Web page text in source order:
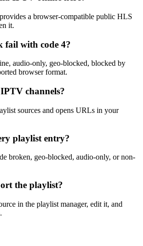
a browser-compatible public HLS
it.
fail with code 4?
audio-only, geo-blocked, blocked by
browser format.
channels?
sources and opens URLs in your
playlist entry?
broken, geo-blocked, audio-only, or non-
the playlist?
in the playlist manager, edit it, and